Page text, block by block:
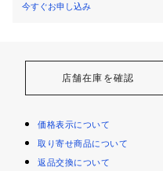
今すぐお申し込み
店舗在庫を確認
価格表示について
取り寄せ商品について
返品交換について